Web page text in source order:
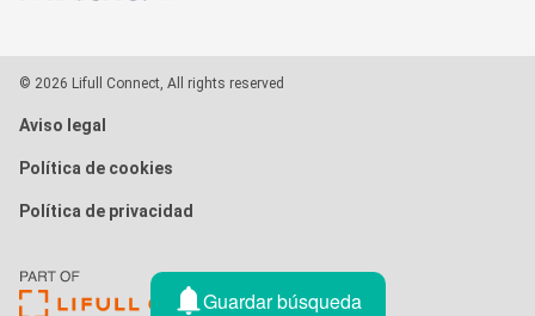
Guardar búsqueda
© 2026 Lifull Connect, All rights reserved
Aviso legal
Política de cookies
Política de privacidad